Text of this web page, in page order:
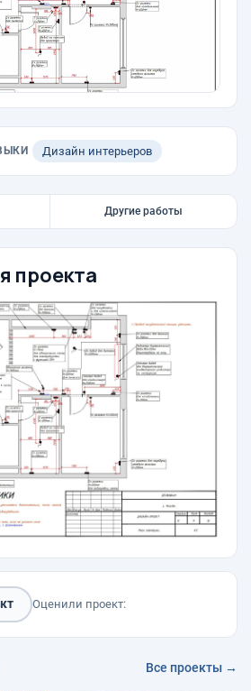
Дизайн интерьеров
Другие работы
проекта
Оценили проект:
Все проекты →